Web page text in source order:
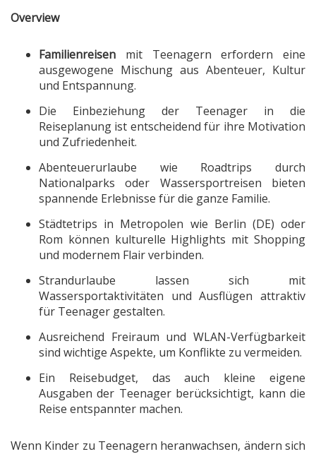
Overview
Familienreisen mit Teenagern erfordern eine
ausgewogene Mischung aus Abenteuer, Kultur
und Entspannung.
Die Einbeziehung der Teenager in die
Reiseplanung ist entscheidend für ihre Motivation
und Zufriedenheit.
Abenteuerurlaube wie Roadtrips durch
Nationalparks oder Wassersportreisen bieten
spannende Erlebnisse für die ganze Familie.
Städtetrips in Metropolen wie Berlin (DE) oder
Rom können kulturelle Highlights mit Shopping
und modernem Flair verbinden.
Strandurlaube lassen sich mit
Wassersportaktivitäten und Ausflügen attraktiv
für Teenager gestalten.
Ausreichend Freiraum und WLAN-Verfügbarkeit
sind wichtige Aspekte, um Konflikte zu vermeiden.
Ein Reisebudget, das auch kleine eigene
Ausgaben der Teenager berücksichtigt, kann die
Reise entspannter machen.
Wenn Kinder zu Teenagern heranwachsen, ändern sich